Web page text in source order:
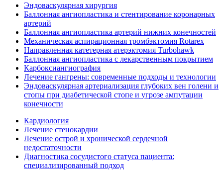
Эндоваскулярная хирургия
Баллонная ангиопластика и стентирование коронарных
артерий
Баллонная ангиопластика артерий нижних конечностей
Механическая аспирационная тромбэктомия Rotarex
Направленная катетерная атерэктомия Turbohawk
Баллонная ангиопластика с лекарственным покрытием
Карбоксиангиография
Лечение гангрены: современные подходы и технологии
Эндоваскулярная артериализация глубоких вен голени и
стопы при диабетической стопе и угрозе ампутации
конечности
Кардиология
Лечение стенокардии
Лечение острой и хронической сердечной
недостаточности
Диагностика сосудистого статуса пациента:
специализированный подход